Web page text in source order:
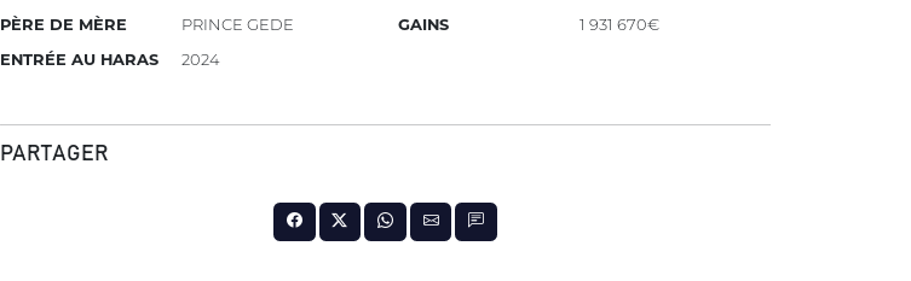
PÈRE DE MÈRE
PRINCE GEDE
ENTRÉE AU HARAS
2024
GAINS
1 931 670€
PARTAGER